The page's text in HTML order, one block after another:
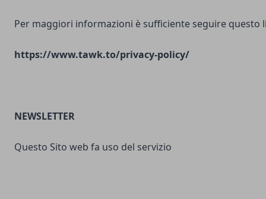
Per maggiori informazioni è sufficiente seguire questo
https://www.tawk.to/privacy-policy/
NEWSLETTER
Questo Sito web fa uso del servizio